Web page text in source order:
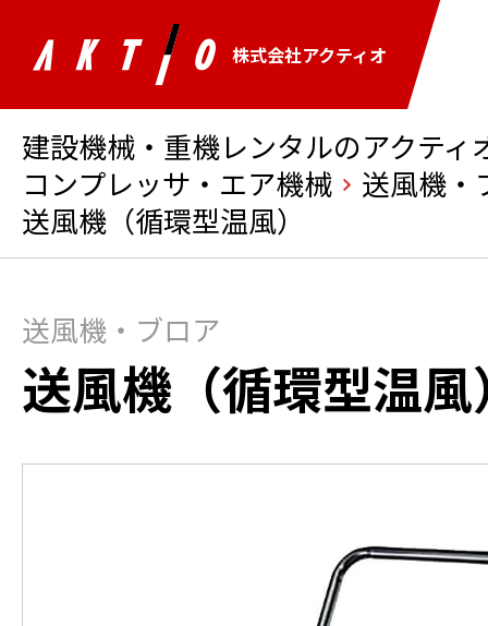
株式会社アクティオ
建設機械・重機レンタルのアクティ
コンプレッサ・エア機械
送風機・
送風機（循環型温風）
送風機・ブロア
送風機（循環型温風